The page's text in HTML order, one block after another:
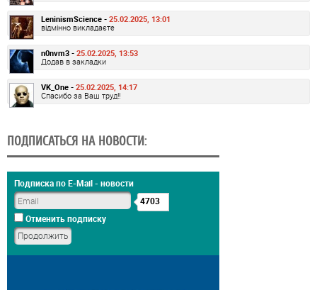
LeninismScience - 25.02.2025, 13:01
відмінно викладаєте
n0nvm3 - 25.02.2025, 13:53
Додав в закладки
VK_One - 25.02.2025, 14:17
Спасибо за Ваш труд!!
ПОДПИСАТЬСЯ НА НОВОСТИ:
Подписка по E-Mail - новости
4703
Отменить подписку